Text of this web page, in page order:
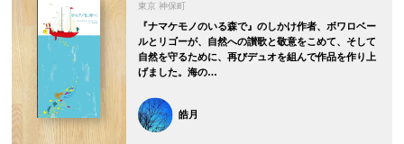
東京 神保町
『ナマケモノのいる森で』のしかけ作者、ボワロベー
ルとリゴーが、自然への讃歌と敬意をこめて、そして
自然を守るために、再びデュオを組んで作品を作り上
げました。海の…
皓月